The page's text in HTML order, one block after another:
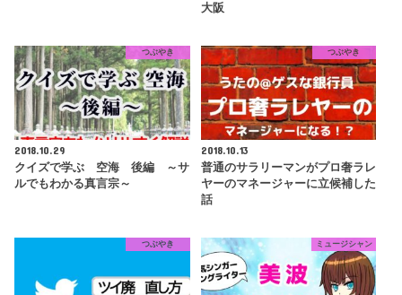
大阪
つぶやき
2018.10.29
クイズで学ぶ 空海 後編 ～サ
ルでもわかる真言宗～
つぶやき
2018.10.13
普通のサラリーマンがプロ奢ラレ
ヤーのマネージャーに立候補した
話
つぶやき ミュージシャン